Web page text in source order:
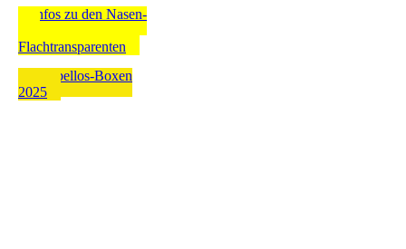
Infos zu den Nasen-
Flachtransparenten
Rubbellos-Boxen
2025